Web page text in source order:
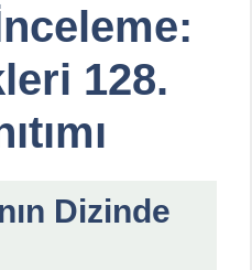
128.
Dizinde